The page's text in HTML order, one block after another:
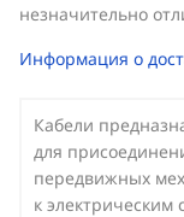
незначительно
Информация о
Кабели
для
передвижных
к электрическим